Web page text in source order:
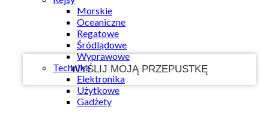
Morskie
Oceaniczne
Regatowe
Śródlądowe
Wyprawowe
Technika
Elektronika
Użytkowe
Gadżety